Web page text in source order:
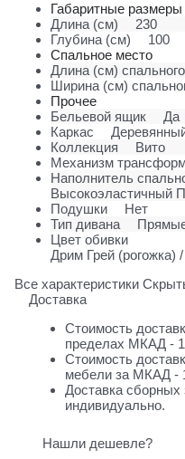
Габаритные размеры
Длина (см)
230
Глубина (см)
100
Спальное место
Длина (см)
Ширина (см)
Прочее
Бельевой ящик
Да
Каркас
Коллекция
Вито
Механизм
Наполнитель
Высокоэластичный
Подушки
Нет
Тип дивана
Цвет обивки
Дрим Грей (рогожка)
Все характеристики
Доставка
Стоимость
пределах МКАД -
Стоимость
мебели за МКАД -
Доставка сборных
индивидуально.
Нашли дешевле?